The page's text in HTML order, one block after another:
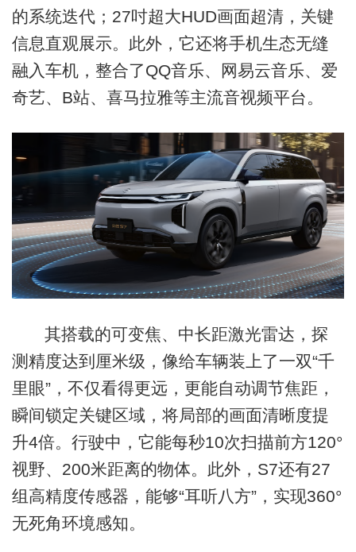
的系统迭代；27吋超大HUD画面超清，关键
信息直观展示。此外，它还将手机生态无缝
融入车机，整合了QQ音乐、网易云音乐、爱
奇艺、B站、喜马拉雅等主流音视频平台。
其搭载的可变焦、中长距激光雷达，探
测精度达到厘米级，像给车辆装上了一双“千
里眼”，不仅看得更远，更能自动调节焦距，
瞬间锁定关键区域，将局部的画面清晰度提
升4倍。行驶中，它能每秒10次扫描前方120°
视野、200米距离的物体。此外，S7还有27
组高精度传感器，能够“耳听八方”，实现360°
无死角环境感知。